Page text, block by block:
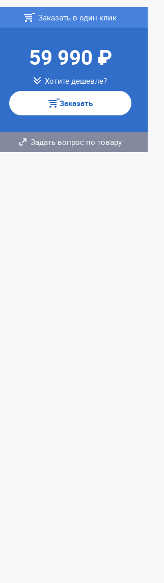
Заказать в один клик
59 990 ₽
Хотите дешевле?
Заказать
Задать вопрос по товару